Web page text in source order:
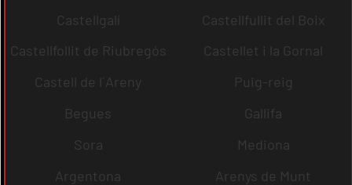
Castellgalí
Castellfullit del Boix
Castellfollit de Riubregós
Castellet i la Gornal
Castell de l´Areny
Puig-reig
Begues
Gallifa
Sora
Mediona
Argentona
Arenys de Munt